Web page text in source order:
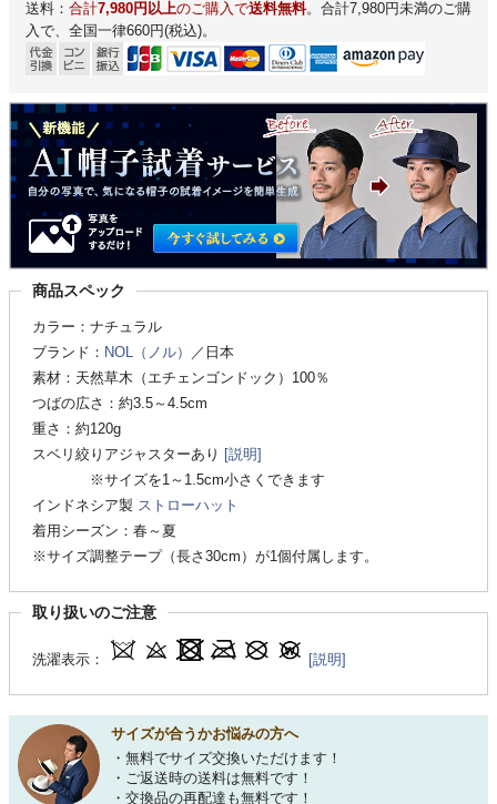
送料： 合計7,980円以上のご購入で送料無料。合計7,980円未満のご購
入で、全国一律660円(税込)。
商品スペック
カラー：ナチュラル
ブランド： NOL（ノル）
／日本
素材：天然草木（エチェンゴンドック）100％
つばの広さ：約3.5～4.5cm
重さ：約120g
スベリ絞りアジャスターあり [説明]
※サイズを1～1.5cm小さくできます
インドネシア製 ストローハット
着用シーズン：春～夏
※サイズ調整テープ（長さ30cm）が1個付属します。
取り扱いのご注意
洗濯表示： [説明]
サイズが合うかお悩みの方へ
・無料でサイズ交換いただけます！
・ご返送時の送料は無料です！
・交換品の再配達も無料です！